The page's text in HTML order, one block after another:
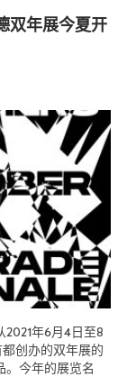
双年展今夏开
年6月4日至8
创办的双年展的
。今年的展览名